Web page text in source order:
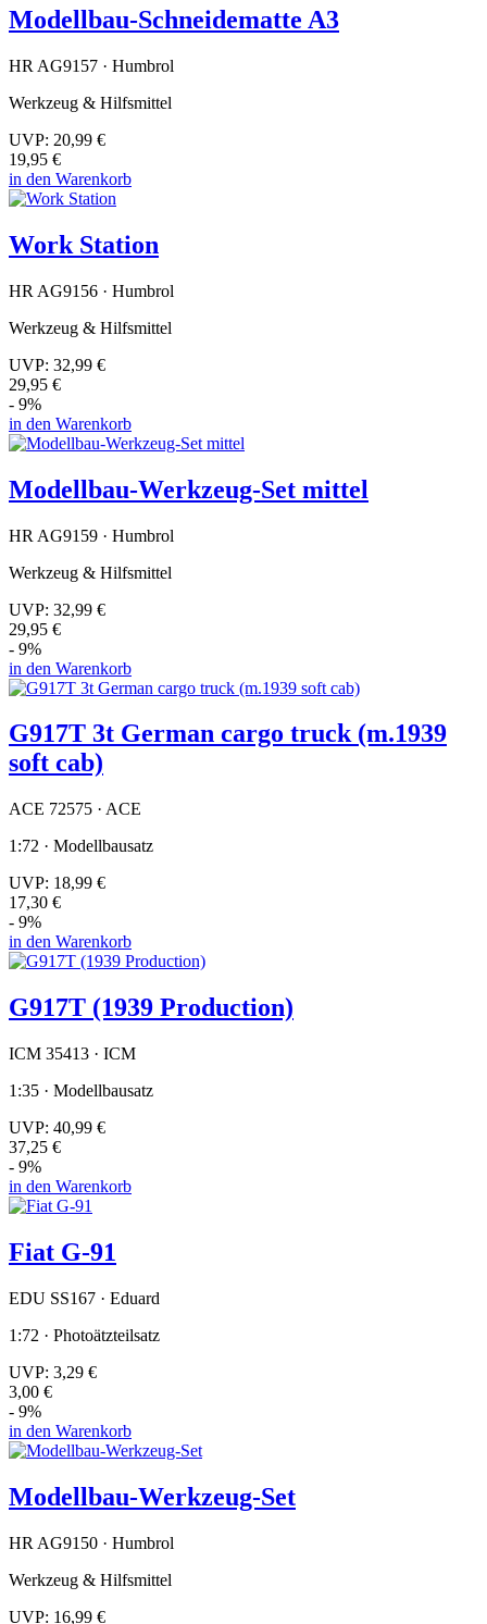
Modellbau-Schneidematte A3
HR AG9157 · Humbrol
Werkzeug & Hilfsmittel
UVP: 20,99 €
19,95 €
in den Warenkorb
Work Station
HR AG9156 · Humbrol
Werkzeug & Hilfsmittel
UVP: 32,99 €
29,95 €
- 9%
in den Warenkorb
Modellbau-Werkzeug-Set mittel
HR AG9159 · Humbrol
Werkzeug & Hilfsmittel
UVP: 32,99 €
29,95 €
- 9%
in den Warenkorb
G917T 3t German cargo truck (m.1939
soft cab)
ACE 72575 · ACE
1:72 · Modellbausatz
UVP: 18,99 €
17,30 €
- 9%
in den Warenkorb
G917T (1939 Production)
ICM 35413 · ICM
1:35 · Modellbausatz
UVP: 40,99 €
37,25 €
- 9%
in den Warenkorb
Fiat G-91
EDU SS167 · Eduard
1:72 · Photoätzteilsatz
UVP: 3,29 €
3,00 €
- 9%
in den Warenkorb
Modellbau-Werkzeug-Set
HR AG9150 · Humbrol
Werkzeug & Hilfsmittel
UVP: 16,99 €